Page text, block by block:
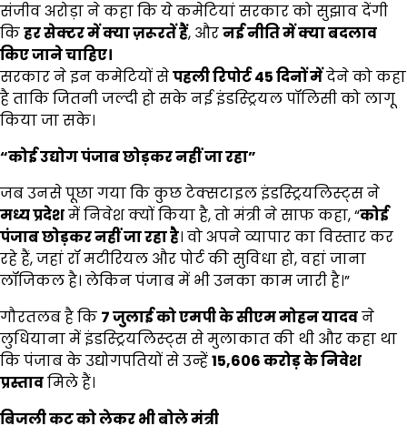
संजीव अरोड़ा ने कहा कि ये कमेटियां सरकार को सुझाव देंगी
किहर सेक्टर में क्या ज़रूरतें हैं, औरनई नीति में क्या बदलाव
किए जाने चाहिए।
सरकार ने इन कमेटियों सेपहली रिपोर्ट 45दिनों मेंदेने को कहा
है ताकि जितनी जल्दी हो सके नई इंडस्ट्रियल पॉलिसी को लागू
किया जा सके।
“कोई उद्योग पंजाब छोड़कर नहीं जा रहा”
जब उनसे पूछा गया कि कुछ टेक्सटाइल इंडस्ट्रियलिस्ट्स ने
मध्य प्रदेशमें निवेश क्यों किया है, तो मंत्री ने साफ कहा, “कोई
पंजाब छोड़कर नहीं जा रहा है। वो अपने व्यापार का विस्तार कर
रहे हैं, जहां रॉ मटीरियल और पोर्ट की सुविधा हो, वहां जाना
लॉजिकल है। लेकिन पंजाब में भी उनका काम जारी है।”
गौरतलब है कि 7जुलाई को एमपी के सीएम मोहन यादवने
लुधियाना में इंडस्ट्रियलिस्ट्स से मुलाकात की थी और कहा था
कि पंजाब के उद्योगपतियों से उन्हें₹15,606करोड़ के निवेश
प्रस्तावमिले हैं।
बिजली कट को लेकर भी बोले मंत्री